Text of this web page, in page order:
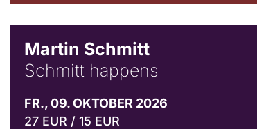
Martin Schmitt
Schmitt happens
FR., 09. OKTOBER 2026
27 EUR / 15 EUR